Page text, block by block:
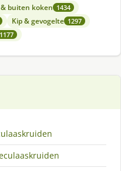
& buiten koken 1434
Kip & gevogelte 1297
1177